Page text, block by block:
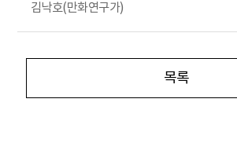
김낙호(만화연구가)
목록